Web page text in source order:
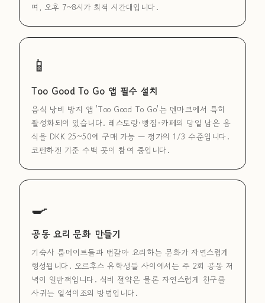
며, 오후 7~8시가 최적 시간대입니다.
📱
Too Good To Go 앱 필수 설치
음식 낭비 방지 앱 'Too Good To Go'는 덴마크에서 특히
활성화되어 있습니다. 레스토랑·빵집·카페의 당일 남은 음
식을 DKK 25~50에 구매 가능 — 정가의 1/3 수준입니다.
코펜하겐 기준 수백 곳이 참여 중입니다.
🍳
공동 요리 문화 만들기
기숙사 룸메이트들과 번갈아 요리하는 문화가 자연스럽게
형성됩니다. 오르후스 유학생들 사이에서는 주 2회 공동 저
녁이 일반적입니다. 식비 절약은 물론 자연스럽게 친구를
사귀는 일석이조의 방법입니다.